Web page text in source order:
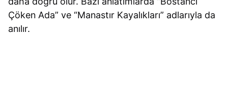
Çöken Ada” ve “Manastır Kayalıkları” adlarıyla da
anılır.